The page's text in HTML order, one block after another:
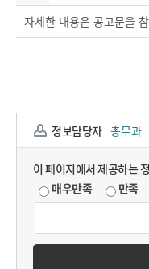
자세한 내용은 공고문을
정보담당자 총무과
이 페이지에서 제공하는
매우만족
만족